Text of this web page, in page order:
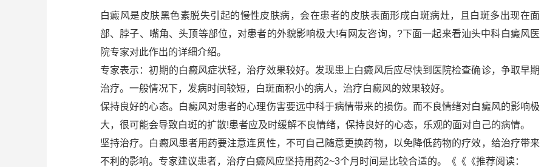
白癜风是皮肤黑色素脱失引起的慢性皮肤病，会在患者的皮肤表面形成白斑病灶，且白斑多出现在面
部、脖子、嘴角、头顶等部位，对患者的外貌影响极大!有网友咨询，?下面一起来看汕头中科白癜风医
院专家对此作出的详细介绍。
专家表示：初期的白癜风症状轻，治疗效果较好。发现患上白癜风后应尽快到医院检查确诊，争取早期
治疗。一般情况下，发病时间较短，白斑面积小的病人，治疗白癜风的效果较好。
保持良好的心态。白癜风对患者的心理伤害要远中科于病情带来的损伤。而不良情绪对白癜风的影响极
大，很可能会导致白斑的扩散!患者应及时缓解不良情绪，保持良好的心态，乐观的面对自己的病情。
坚持治疗。白癜风患者用药要注意连贯性，不可自己随意更换药物，以免降低药物的疗效，给治疗带来
不利的影响。专家建议患者，治疗白癜风应坚持用药2~3个月时间是比较合适的。《《《推荐阅读：